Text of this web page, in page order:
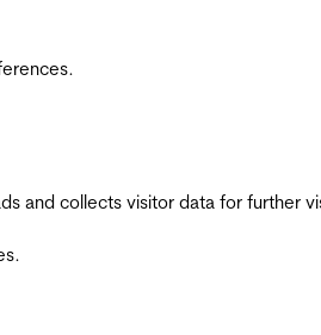
and collects visitor data for further